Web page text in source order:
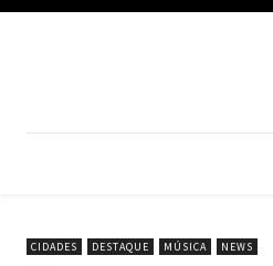
CIDADES DESTAQUE MÚSICA NEWS